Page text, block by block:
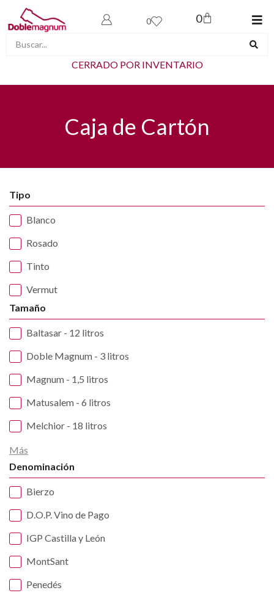
0 0
CERRADO POR INVENTARIO
Caja de Cartón
Tipo
Blanco
Rosado
Tinto
Vermut
Tamaño
Baltasar - 12 litros
Doble Magnum - 3 litros
Magnum - 1,5 litros
Matusalem - 6 litros
Melchior - 18 litros
Más
Denominación
Bierzo
D.O.P. Vino de Pago
IGP Castilla y León
MontSant
Penedés